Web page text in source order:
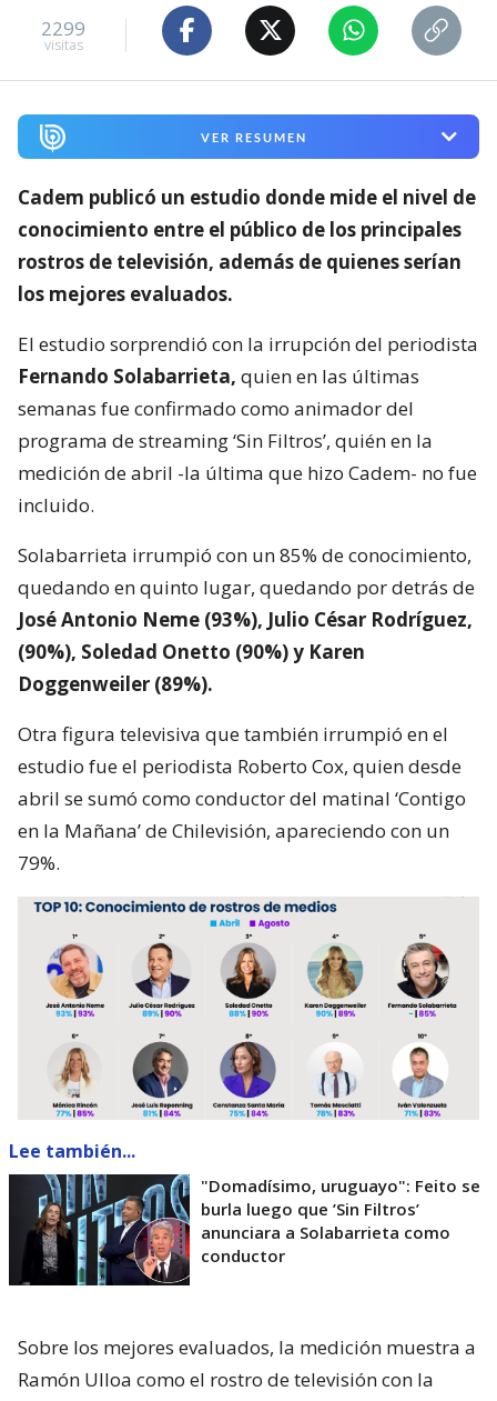
2299
visitas
VER RESUMEN
Cadem publicó un estudio donde mide el nivel de
conocimiento entre el público de los principales
rostros de televisión, además de quienes serían
los mejores evaluados.
El estudio sorprendió con la irrupción del periodista
Fernando Solabarrieta, quien en las últimas
semanas fue confirmado como animador del
programa de streaming ‘Sin Filtros’, quién en la
medición de abril -la última que hizo Cadem- no fue
incluido.
Solabarrieta irrumpió con un 85% de conocimiento,
quedando en quinto lugar, quedando por detrás de
José Antonio Neme (93%), Julio César Rodríguez,
(90%), Soledad Onetto (90%) y Karen
Doggenweiler (89%).
Otra figura televisiva que también irrumpió en el
estudio fue el periodista Roberto Cox, quien desde
abril se sumó como conductor del matinal ‘Contigo
en la Mañana’ de Chilevisión, apareciendo con un
79%.
Lee también...
"Domadísimo, uruguayo": Feito se
burla luego que ’Sin Filtros’
anunciara a Solabarrieta como
conductor
Sobre los mejores evaluados, la medición muestra a
Ramón Ulloa como el rostro de televisión con la